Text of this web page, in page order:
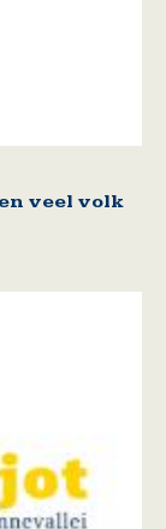
veel volk